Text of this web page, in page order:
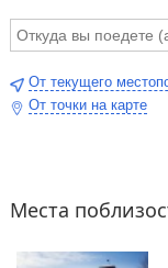
От текущего
От точки на карте
Места